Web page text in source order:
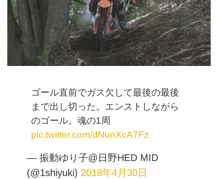
ゴール直前でガス欠して最後の最後
まで出し切った。エンストしながら
のゴール。魂の1周
pic.twitter.com/dNunXcA7Fz
— 振動ゆり子@日野HED MID
(@1shiyuki) 2018年4月30日